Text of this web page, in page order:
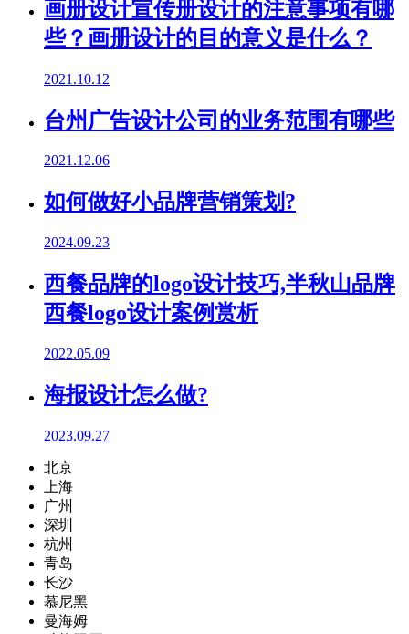
画册设计宣传册设计的注意事项有哪
些？画册设计的目的意义是什么？
2021.10.12
台州广告设计公司的业务范围有哪些
2021.12.06
如何做好小品牌营销策划?
2024.09.23
西餐品牌的logo设计技巧,半秋山品牌
西餐logo设计案例赏析
2022.05.09
海报设计怎么做?
2023.09.27
北京
上海
广州
深圳
杭州
青岛
长沙
慕尼黑
曼海姆